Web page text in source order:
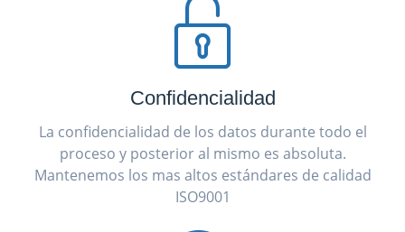
Confidencialidad
La confidencialidad de los datos durante todo el
proceso y posterior al mismo es absoluta.
Mantenemos los mas altos estándares de calidad
ISO9001